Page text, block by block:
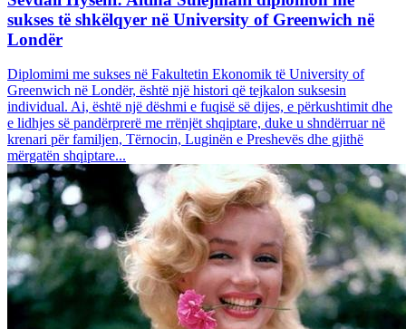
sukses të shkëlqyer në University of Greenwich në
Londër
Diplomimi me sukses në Fakultetin Ekonomik të University of
Greenwich në Londër, është një histori që tejkalon suksesin
individual. Ai, është një dëshmi e fuqisë së dijes, e përkushtimit dhe
e lidhjes së pandërprerë me rrënjët shqiptare, duke u shndërruar në
krenari për familjen, Tërnocin, Luginën e Preshevës dhe gjithë
mërgatën shqiptare...